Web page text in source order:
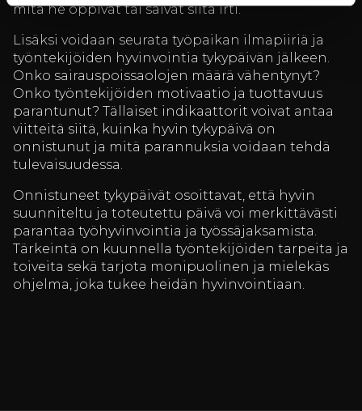
mitä he oppivat tai saivat siitä irti.
Lisäksi voidaan seurata työpaikan ilmapiiriä ja
työntekijöiden hyvinvointia tykypäivän jälkeen.
Onko sairauspoissaolojen määrä vähentynyt?
Onko työntekijöiden motivaatio ja tuottavuus
parantunut? Tällaiset indikaattorit voivat antaa
viitteitä siitä, kuinka hyvin tykypäivä on
onnistunut ja mitä parannuksia voidaan tehdä
tulevaisuudessa.
Onnistuneet tykypäivät osoittavat, että hyvin
suunniteltu ja toteutettu päivä voi merkittävästi
parantaa työhyvinvointia ja työssäjaksamista.
Tärkeintä on kuunnella työntekijöiden tarpeita ja
toiveita sekä tarjota monipuolinen ja mielekäs
ohjelma, joka tukee heidän hyvinvointiaan.